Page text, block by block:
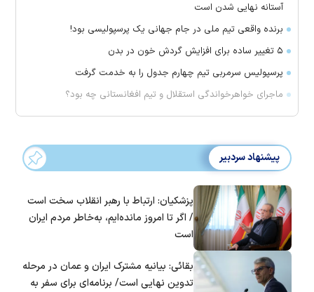
آستانه نهایی شدن است
برنده واقعی تیم ملی در جام جهانی یک پرسپولیسی بود!
۵ تغییر ساده برای افزایش گردش خون در بدن
پرسپولیس سرمربی تیم چهارم جدول را به خدمت گرفت
ماجرای خواهرخواندگی استقلال و تیم افغانستانی چه بود؟
پیشنهاد سردبیر
پزشکیان: ارتباط با رهبر انقلاب سخت است
/ اگر تا امروز مانده‌ایم، به‌خاطر مردم ایران
است
بقائی: بیانیه مشترک ایران و عمان در مرحله
تدوین نهایی است/ برنامه‌ای برای سفر به